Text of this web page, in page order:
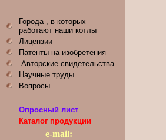
Города , в которых
работают наши котлы
Лицензии
Патенты на изобретения
Авторские свидетельства
Научные труды
Вопросы
Опросный лист
Каталог продукции
e-mail: